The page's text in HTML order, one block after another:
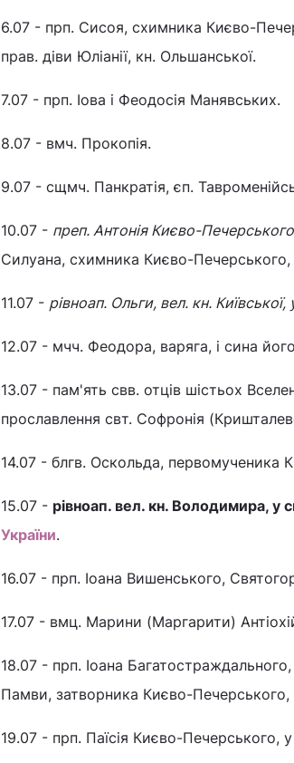
6.07 - прп. Сисоя, схимника Києво-
прав. діви Юліанії, кн. Ольшанської.
7.07 - прп. Іова і Феодосія Манявських.
8.07 - вмч. Прокопія.
9.07 - сщмч. Панкратія, єп.
10.07 - преп. Антонія Києво-
Силуана, схимника Києво-Печерського,
11.07 - рівноап. Ольги, вел. кн.
12.07 - мчч. Феодора, варяга, і сина
13.07 - пам'ять свв. отців шістьох
прославлення свт. Софронія
14.07 - блгв. Оскольда, первомученика
15.07 - рівноап. вел. кн. Володимира, у
України.
16.07 - прп. Іоана Вишенського,
17.07 - вмц. Марини (Маргарити)
18.07 - прп. Іоана
Памви, затворника Києво-Печерського,
19.07 - прп. Паїсія Києво-Печерського,